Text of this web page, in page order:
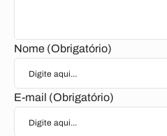
Nome (Obrigatório)
E-mail (Obrigatório)